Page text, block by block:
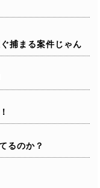
捕まる案件じゃん
るのか？